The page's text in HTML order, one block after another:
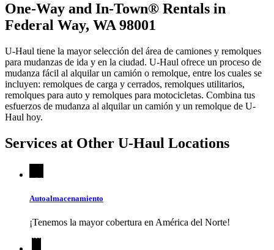
One-Way and In-Town® Rentals in
Federal Way, WA 98001
U-Haul tiene la mayor selección del área de camiones y remolques
para mudanzas de ida y en la ciudad. U-Haul ofrece un proceso de
mudanza fácil al alquilar un camión o remolque, entre los cuales se
incluyen: remolques de carga y cerrados, remolques utilitarios,
remolques para auto y remolques para motocicletas. Combina tus
esfuerzos de mudanza al alquilar un camión y un remolque de U-
Haul hoy.
Services at Other U-Haul Locations
Autoalmacenamiento
¡Tenemos la mayor cobertura en América del Norte!